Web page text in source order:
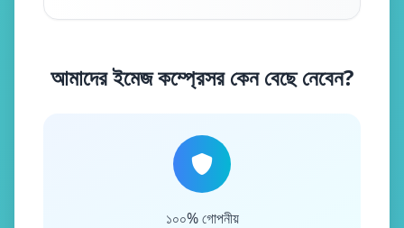
আমাদের ইমেজ কম্প্রেসর কেন বেছে নেবেন?
১০০% গোপনীয়